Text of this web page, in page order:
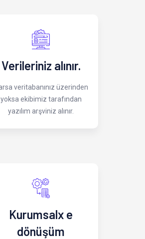
Verileriniz alınır.
veritabanınız üzerinden
yoksa ekibimiz tarafından
yazılım arşviniz alınır.
Kurumsalx e
dönüşüm